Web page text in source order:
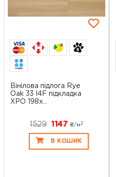
6
Вінілова підлога Rye
Oak 33 I4F підкладка
XPO 198x...
1529 1147 ₴/м 2
В КОШИК